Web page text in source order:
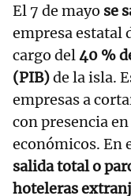
El 7 de mayo se
empresa estatal
cargo del40 %
(PIB)de la isla.
empresas a
con presencia
económicos. En
salida total o
hoteleras